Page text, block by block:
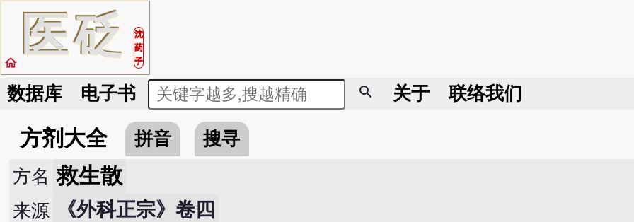
医砭
沈
药
子
home
数据库 电子书 search 关于 联络我们
方剂大全 拼音 搜寻
方名 救生散
来源 《外科正宗》卷四